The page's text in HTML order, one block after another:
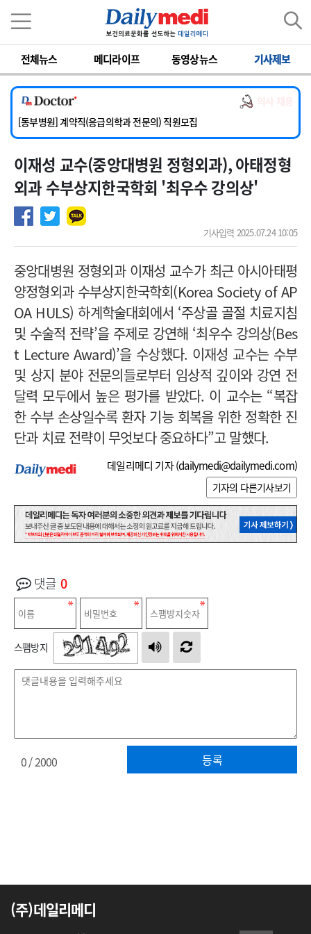
전체뉴스 메디라이프 동영상뉴스 기사제보
[서울아산병원] 2026년 하반기 인턴 모집
[영남대학교의료원] 마취통증의학과 임기제 임상의사 채용
[충남대학교병원] 소아청소년과(소아응급전담) 계약직 의사 공개채용
[동부병원] 계약직(응급의학과 전문의) 직원모집
[이대목동병원] 하반기 전공의(레지던트1년차) 모집
[서울아산병원] 2026년 하반기 인턴 모집
[영남대학교의료원] 마취통증의학과 임기제 임상의사 채용
이재성 교수(중앙대병원 정형외과), 아태정형
외과 수부상지한국학회 '최우수 강의상'
기사입력 2025.07.24 10:05
중앙대병원 정형외과 이재성 교수가 최근 아시아태평
양정형외과 수부상지한국학회(Korea Society of AP
OA HULS) 하계학술대회에서 ‘주상골 골절 치료지침
및 수술적 전략’을 주제로 강연해 ‘최우수 강의상(Bes
t Lecture Award)’을 수상했다. 이재성 교수는 수부
및 상지 분야 전문의들로부터 임상적 깊이와 강연 전
달력 모두에서 높은 평가를 받았다. 이 교수는 “복잡
한 수부 손상일수록 환자 기능 회복을 위한 정확한 진
단과 치료 전략이 무엇보다 중요하다”고 말했다.
데일리메디 기자 (dailymedi@dailymedi.com)
기자의 다른기사보기
댓글 0
스팸방지
등록
0/ 2000
(주)데일리메디